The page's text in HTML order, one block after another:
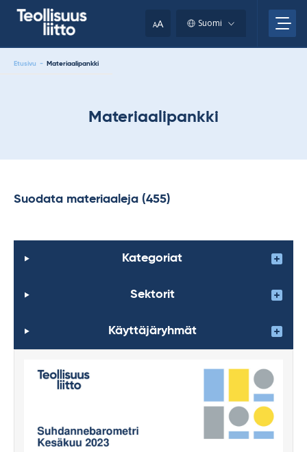
AA Suomi
Etusivu - Materiaalipankki
Materiaalipankki
Suodata materiaaleja (455)
Kategoriat
Sektorit
Käyttäjäryhmät
clipboard.)